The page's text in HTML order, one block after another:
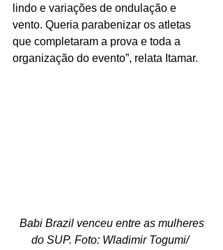
lindo e variações de ondulação e
vento. Queria parabenizar os atletas
que completaram a prova e toda a
organização do evento”, relata Itamar.
do SUP. Foto: Wladimir Togumi/